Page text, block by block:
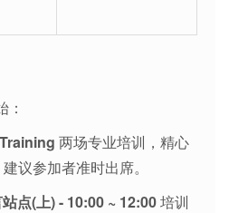
：
两场专业培训，精心
议参加者准时出席。
点(上) - 10:00 ~ 12:00培训